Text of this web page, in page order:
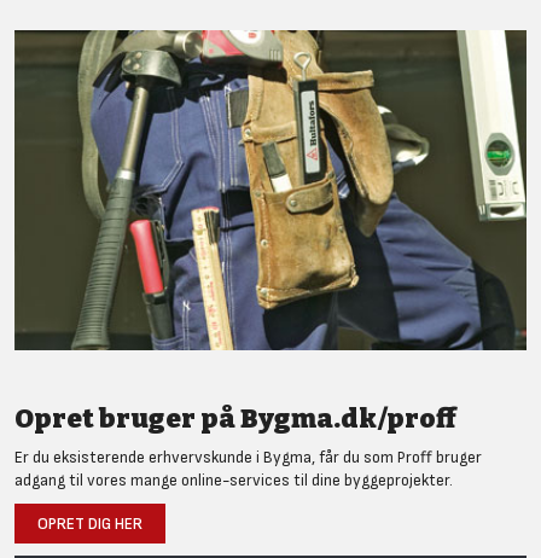
Opret bruger på Bygma.dk/proff
Er du eksisterende erhvervskunde i Bygma, får du som Proff bruger
adgang til vores mange online-services til dine byggeprojekter.
OPRET DIG HER